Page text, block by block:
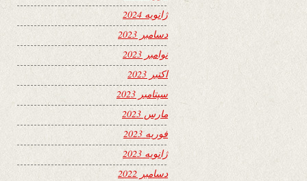
ژانویه 2024
دسامبر 2023
نوامبر 2023
اکتبر 2023
سپتامبر 2023
مارس 2023
فوریه 2023
ژانویه 2023
دسامبر 2022